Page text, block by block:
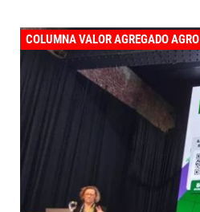
COLUMNA VALOR AGREGADO AGRO